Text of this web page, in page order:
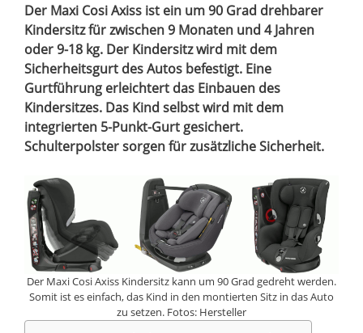
Der Maxi Cosi Axiss ist ein um 90 Grad drehbarer
Kindersitz für zwischen 9 Monaten und 4 Jahren
oder 9-18 kg. Der Kindersitz wird mit dem
Sicherheitsgurt des Autos befestigt. Eine
Gurtführung erleichtert das Einbauen des
Kindersitzes. Das Kind selbst wird mit dem
integrierten 5-Punkt-Gurt gesichert.
Schulterpolster sorgen für zusätzliche Sicherheit.
Der Maxi Cosi Axiss Kindersitz kann um 90 Grad gedreht werden.
Somit ist es einfach, das Kind in den montierten Sitz in das Auto
zu setzen. Fotos: Hersteller